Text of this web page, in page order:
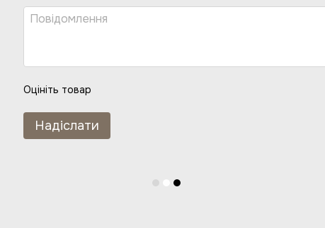
Оцініть товар
Надіслати